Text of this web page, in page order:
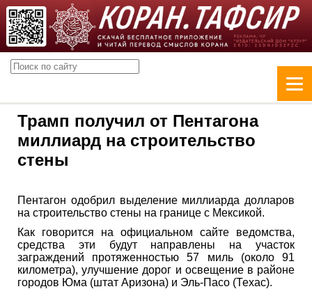
Трамп получил от Пентагона
миллиард на строительство
стены
Пентагон одобрил выделение миллиарда долларов
на строительство стены на границе с Мексикой.
Как говорится на официальном сайте ведомства,
средства эти будут направлены на участок
заграждений протяженностью 57 миль (около 91
километра), улучшение дорог и освещение в районе
городов Юма (штат Аризона) и Эль-Пасо (Техас).